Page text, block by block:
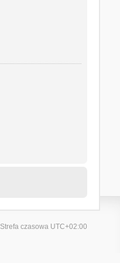
Strefa czasowa UTC+02:00